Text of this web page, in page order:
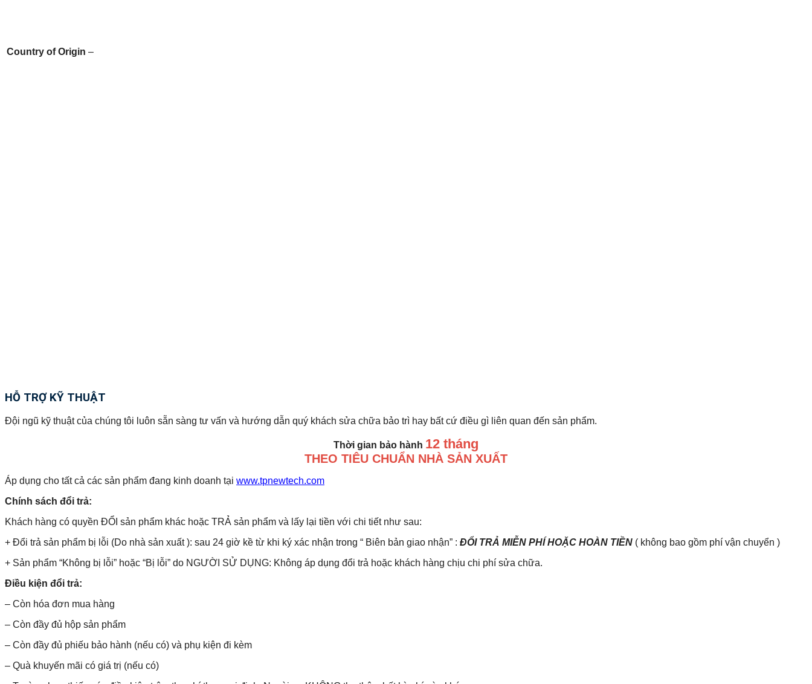
Country of Origin –
HỖ TRỢ KỸ THUẬT
Đội ngũ kỹ thuật của chúng tôi luôn sẵn sàng tư vấn và hướng dẫn quý khách sửa chữa bảo trì hay bất cứ điều gì liên quan đến sản phẩm.
Thời gian bảo hành 12 tháng
THEO TIÊU CHUẨN NHÀ SẢN XUẤT
Áp dụng cho tất cả các sản phẩm đang kinh doanh tại www.tpnewtech.com
Chính sách đổi trả:
Khách hàng có quyền ĐỔI sản phẩm khác hoặc TRẢ sản phẩm và lấy lại tiền với chi tiết như sau:
+ Đổi trả sản phẩm bị lỗi (Do nhà sản xuất ): sau 24 giờ kề từ khi ký xác nhận trong “ Biên bản giao nhận” : ĐỔI TRẢ MIỄN PHÍ HOẶC HOÀN TIỀN ( không bao gồm phí vận chuyển )
+ Sản phẩm “Không bị lỗi” hoặc “Bị lỗi” do NGƯỜI SỬ DỤNG: Không áp dụng đổi trả hoặc khách hàng chịu chi phí sửa chữa.
Điều kiện đổi trả:
– Còn hóa đơn mua hàng
– Còn đầy đủ hộp sản phẩm
– Còn đầy đủ phiếu bảo hành (nếu có) và phụ kiện đi kèm
– Quà khuyến mãi có giá trị (nếu có)